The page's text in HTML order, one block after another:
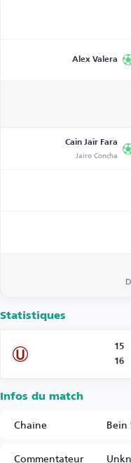
Alex Valera
Cain Jair Fara
Jairo Concha
Statistiques
15
16
Infos du match
Chaîne
Bein
Commentateur